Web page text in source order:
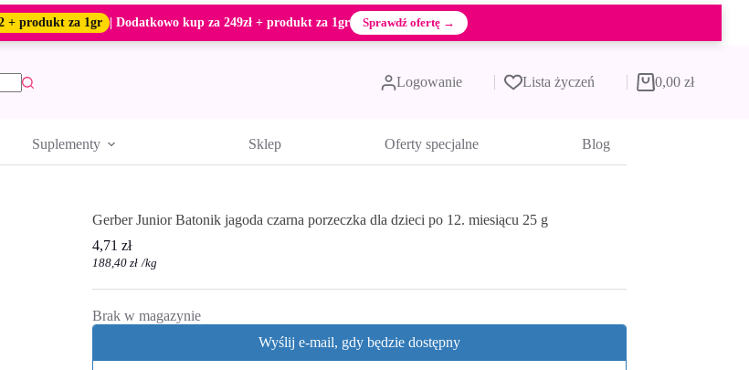
+ produkt za 1gr | Dodatkowo kup za 249zł + produkt za 1gr Sprawdź ofertę →
Logowanie Lista życzeń Koszyk
0,00 zł
Suplementy Sklep Oferty specjalne Blog
Gerber Junior Batonik jagoda czarna porzeczka dla dzieci po 12. miesiącu 25 g
4,71 zł
188,40 zł /kg
Brak w magazynie
Wyślij e-mail, gdy będzie dostępny